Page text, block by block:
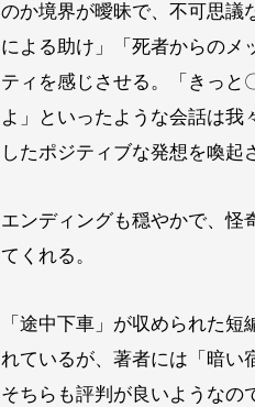
のか境界が曖昧で、不可思議
による助け」「死者からのメ
ティを感じさせる。「きっと
よ」といったような会話は我
したポジティブな発想を喚起
エンディングも穏やかで、怪
てくれる。
「途中下車」が収められた
れているが、著者には「暗い
そちらも評判が良いようなの